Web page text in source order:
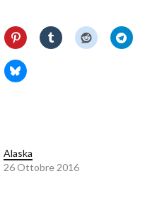
Alaska
26 Ottobre 2016